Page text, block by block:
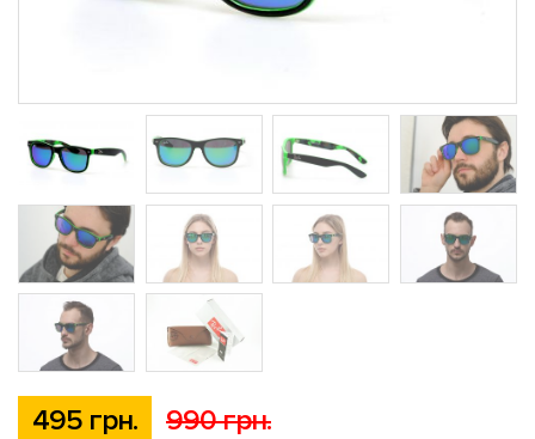
495 грн. 990 грн.